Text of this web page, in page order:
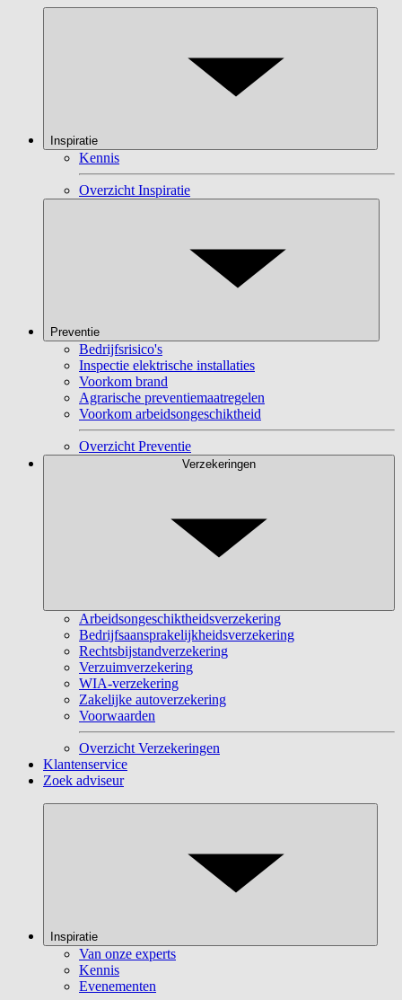
Inspiratie
Kennis
Overzicht Inspiratie
Preventie
Bedrijfsrisico's
Inspectie elektrische installaties
Voorkom brand
Agrarische preventiemaatregelen
Voorkom arbeidsongeschiktheid
Overzicht Preventie
Verzekeringen
Arbeidsongeschiktheidsverzekering
Bedrijfsaansprakelijkheidsverzekering
Rechtsbijstandverzekering
Verzuimverzekering
WIA-verzekering
Zakelijke autoverzekering
Voorwaarden
Overzicht Verzekeringen
Klantenservice
Zoek adviseur
Inspiratie
Van onze experts
Kennis
Evenementen